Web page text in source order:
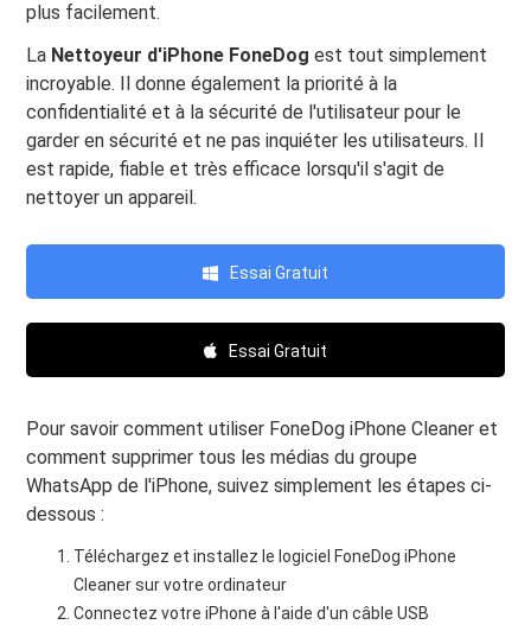
plus facilement.
La Nettoyeur d'iPhone FoneDog est tout simplement
incroyable. Il donne également la priorité à la
confidentialité et à la sécurité de l'utilisateur pour le
garder en sécurité et ne pas inquiéter les utilisateurs. Il
est rapide, fiable et très efficace lorsqu'il s'agit de
nettoyer un appareil.
Essai Gratuit
Essai Gratuit
Pour savoir comment utiliser FoneDog iPhone Cleaner et
comment supprimer tous les médias du groupe
WhatsApp de l'iPhone, suivez simplement les étapes ci-
dessous :
Téléchargez et installez le logiciel FoneDog iPhone
Cleaner sur votre ordinateur
Connectez votre iPhone à l'aide d'un câble USB